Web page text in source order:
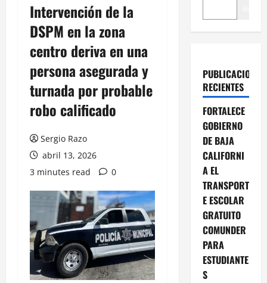
Intervención de la
DSPM en la zona
centro deriva en una
persona asegurada y
turnada por probable
robo calificado
Sergio Razo
abril 13, 2026
3 minutes read
0
PUBLICACIONES
RECIENTES
FORTALECE
GOBIERNO
DE BAJA
CALIFORNI
A EL
TRANSPORT
E ESCOLAR
GRATUITO
COMUNDER
PARA
ESTUDIANTE
S